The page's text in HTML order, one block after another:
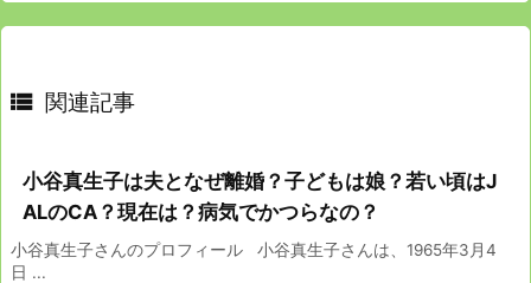
 関連記事
小谷真生子は夫となぜ離婚？子どもは娘？若い頃はJ
ALのCA？現在は？病気でかつらなの？
小谷真生子さんのプロフィール 小谷真生子さんは、1965年3月4
日 ...